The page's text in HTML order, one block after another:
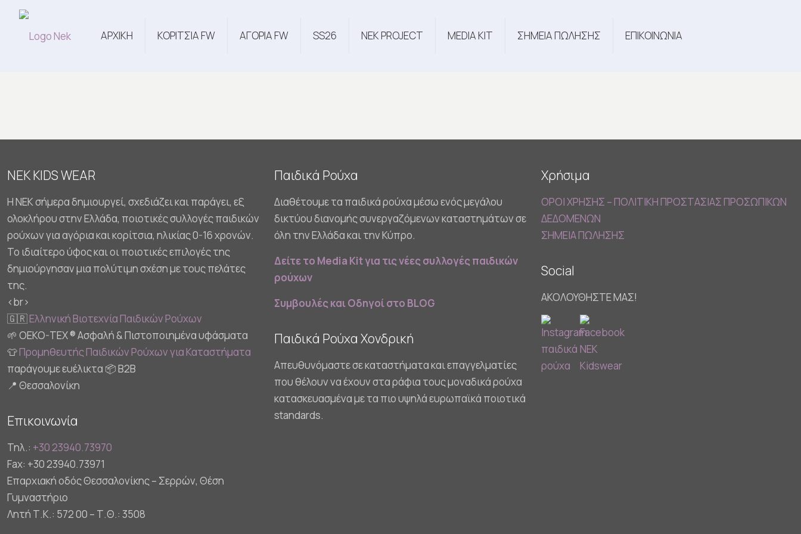
ΑΡΧΙΚΗ ΚΟΡΙΤΣΙΑ FW ΑΓΟΡΙΑ FW SS26 NEK PROJECT MEDIA KIT ΣΗΜΕΙΑ ΠΩΛΗΣΗΣ ΕΠΙΚΟΙΝΩΝΙΑ
NEK KIDS WEAR
Η NEK σήμερα δημιουργεί, σχεδιάζει και παράγει, εξ
ολοκλήρου στην Ελλάδα, ποιοτικές συλλογές παιδικών
ρούχων για αγόρια και κορίτσια, ηλικίας 0-16 χρονών.
Το ιδιαίτερο ύφος και οι ποιοτικές επιλογές της
δημιούργησαν μια πολύτιμη σχέση με τους πελάτες
της.
<br>
🇬🇷Ελληνική Βιοτεχνία Παιδικών Ρούχων
🌱 OEKO-TEX ® Ασφαλή & Πιστοποιημένα υφάσματα
👕Προμηθευτής Παιδικών Ρούχων για Καταστήματα
παράγουμε ευέλικτα 📦 B2B
📍 Θεσσαλονίκη
Επικοινωνία
Τηλ.: +30 23940.73970
Fax: +30 23940.73971
Επαρχιακή οδός Θεσσαλονίκης – Σερρών, Θέση
Γυμναστήριο
Λητή Τ.Κ.: 572 00 – Τ.Θ.: 3508
Παιδικά Ρούχα
Διαθέτουμε τα παιδικά ρούχα μέσω ενός μεγάλου
δικτύου διανομής συνεργαζόμενων καταστημάτων σε
όλη την Ελλάδα και την Κύπρο.
Δείτε το Media Kit για τις νέες συλλογές παιδικών
ρούχων
Συμβουλές και Οδηγοί στο BLOG
Παιδικά Ρούχα Χονδρική
Απευθυνόμαστε σε καταστήματα και επαγγελματίες
που θέλουν να έχουν στα ράφια τους μοναδικά ρούχα
κατασκευασμένα με τα πιο υψηλά ευρωπαϊκά ποιοτικά
standards.
Χρήσιμα
ΟΡΟΙ ΧΡΗΣΗΣ – ΠΟΛΙΤΙΚΗ ΠΡΟΣΤΑΣΙΑΣ ΠΡΟΣΩΠΙΚΩΝ
ΔΕΔΟΜΕΝΩΝ
ΣΗΜΕΙΑ ΠΩΛΗΣΗΣ
Social
ΑΚΟΛΟΥΘΗΣΤΕ ΜΑΣ!